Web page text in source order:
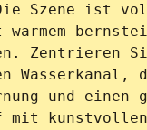
Szene ist
Zentrieren
Wasserkanal,
und einen
mit